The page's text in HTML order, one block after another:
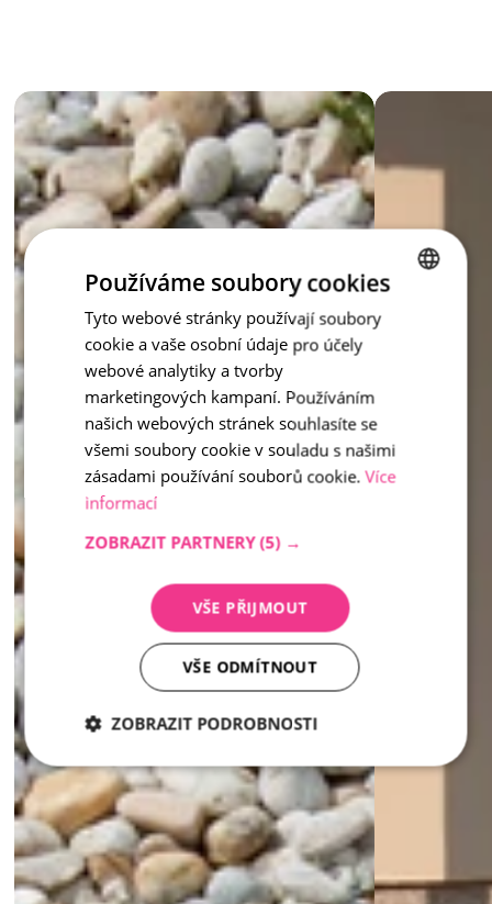
Je i vaší klasikou mezi zámkovými dlažbami? Objevte sílu
jednoduchosti s Parketou.
inspirace - Parketa
CZECH
Používáme soubory cookies
Tyto webové stránky používají soubory
cookie a vaše osobní údaje pro účely
webové analytiky a tvorby
marketingových kampaní. Používáním
našich webových stránek souhlasíte se
všemi soubory cookie v souladu s našimi
zásadami používání souborů cookie. Více
informací
ZOBRAZIT PARTNERY (5) →
VŠE PŘIJMOUT
VŠE ODMÍTNOUT
ZOBRAZIT PODROBNOSTI
Nezbytně
nutné
soubory
Analytika Marketing